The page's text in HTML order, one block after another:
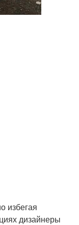
избегая
дизайнеры